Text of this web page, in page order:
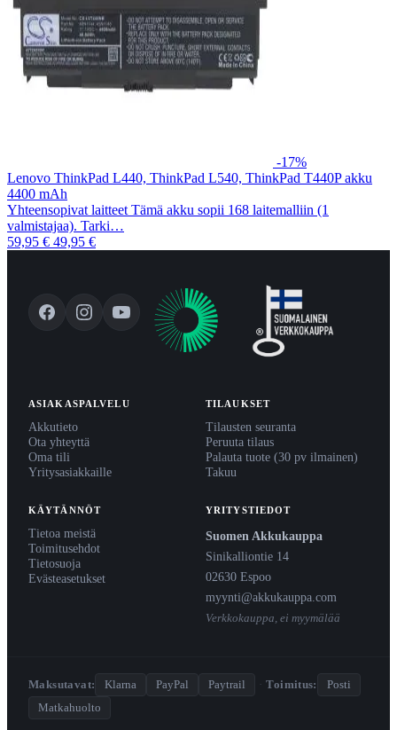
-17%
Lenovo ThinkPad L440, ThinkPad L540, ThinkPad T440P akku
4400 mAh
Yhteensopivat laitteet Tämä akku sopii 168 laitemalliin (1
valmistajaa). Tarki…
59,95 € 49,95 €
ASIAKASPALVELU
Akkutieto
Ota yhteyttä
Oma tili
Yritysasiakkaille
TILAUKSET
Tilausten seuranta
Peruuta tilaus
Palauta tuote (30 pv ilmainen)
Takuu
KÄYTÄNNÖT
Tietoa meistä
Toimitusehdot
Tietosuoja
Evästeasetukset
YRITYSTIEDOT
Suomen Akkukauppa
Sinikalliontie 14
02630 Espoo
myynti@akkukauppa.com
Verkkokauppa, ei myymälää
Maksutavat: Klarna PayPal Paytrail · Toimitus:
Posti
Matkahuolto